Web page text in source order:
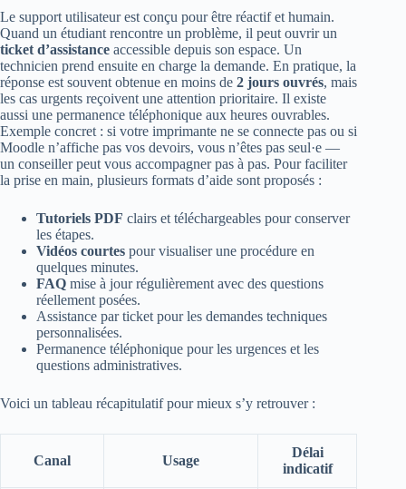
Le support utilisateur est conçu pour être réactif et humain.
Quand un étudiant rencontre un problème, il peut ouvrir un
ticket d’assistance accessible depuis son espace. Un
technicien prend ensuite en charge la demande. En pratique, la
réponse est souvent obtenue en moins de 2 jours ouvrés, mais
les cas urgents reçoivent une attention prioritaire. Il existe
aussi une permanence téléphonique aux heures ouvrables.
Exemple concret : si votre imprimante ne se connecte pas ou si
Moodle n’affiche pas vos devoirs, vous n’êtes pas seul·e —
un conseiller peut vous accompagner pas à pas. Pour faciliter
la prise en main, plusieurs formats d’aide sont proposés :
Tutoriels PDF clairs et téléchargeables pour conserver
les étapes.
Vidéos courtes pour visualiser une procédure en
quelques minutes.
FAQ mise à jour régulièrement avec des questions
réellement posées.
Assistance par ticket pour les demandes techniques
personnalisées.
Permanence téléphonique pour les urgences et les
questions administratives.
Voici un tableau récapitulatif pour mieux s’y retrouver :
Canal Usage
Délai
indicatif